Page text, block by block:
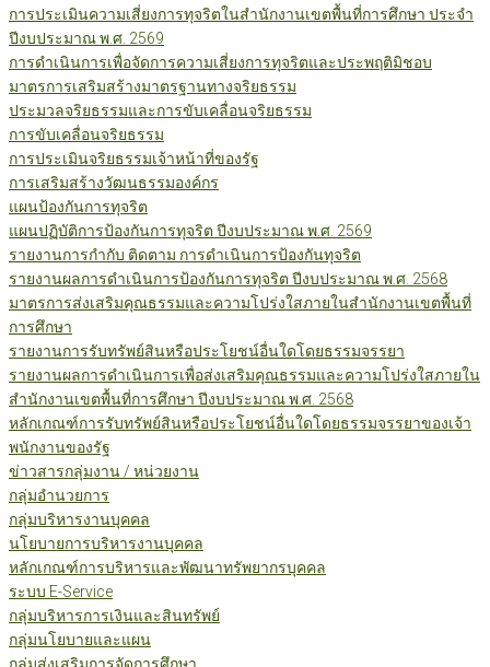
การประเมินความเสี่ยงการทุจริตในสำนักงานเขตพื้นที่การศึกษา ประจำ
ปีงบประมาณ พ.ศ. 2569
การดำเนินการเพื่อจัดการความเสี่ยงการทุจริตและประพฤติมิชอบ
มาตรการเสริมสร้างมาตรฐานทางจริยธรรม
ประมวลจริยธรรมและการขับเคลื่อนจริยธรรม
การขับเคลื่อนจริยธรรม
การประเมินจริยธรรมเจ้าหน้าที่ของรัฐ
การเสริมสร้างวัฒนธรรมองค์กร
แผนป้องกันการทุจริต
แผนปฏิบัติการป้องกันการทุจริต ปีงบประมาณ พ.ศ. 2569
รายงานการกำกับ ติดตาม การดำเนินการป้องกันทุจริต
รายงานผลการดำเนินการป้องกันการทุจริต ปีงบประมาณ พ.ศ. 2568
มาตรการส่งเสริมคุณธรรมและความโปร่งใสภายในสำนักงานเขตพื้นที่
การศึกษา
รายงานการรับทรัพย์สินหรือประโยชน์อื่นใดโดยธรรมจรรยา
รายงานผลการดำเนินการเพื่อส่งเสริมคุณธรรมและความโปร่งใสภายใน
สำนักงานเขตพื้นที่การศึกษา ปีงบประมาณ พ.ศ. 2568
หลักเกณฑ์การรับทรัพย์สินหรือประโยชน์อื่นใดโดยธรรมจรรยาของเจ้า
พนักงานของรัฐ
ข่าวสารกลุ่มงาน / หน่วยงาน
กลุ่มอำนวยการ
กลุ่มบริหารงานบุคคล
นโยบายการบริหารงานบุคคล
หลักเกณฑ์การบริหารและพัฒนาทรัพยากรบุคคล
ระบบ E-Service
กลุ่มบริหารการเงินและสินทรัพย์
กลุ่มนโยบายและแผน